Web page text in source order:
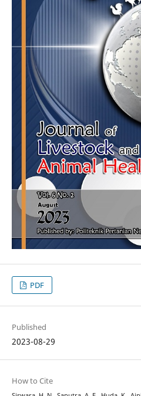
PDF
Published
2023-08-29
How to Cite